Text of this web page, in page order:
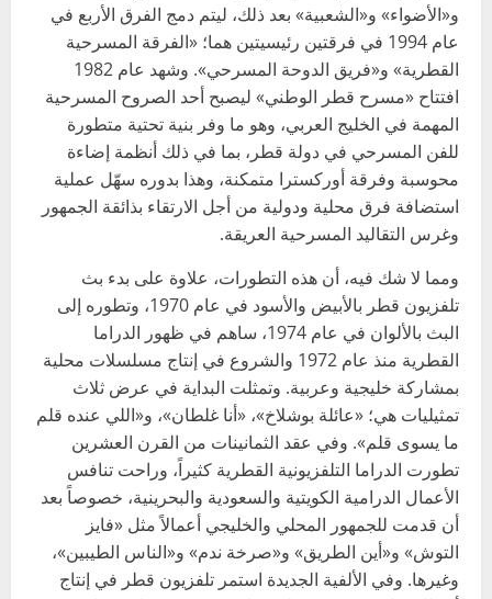
و«الأضواء» و«الشعبية» بعد ذلك، ليتم دمج الفرق الأربع في
عام 1994 في فرقتين رئيسيتين هما؛ «الفرقة المسرحية
القطرية» و«فريق الدوحة المسرحي». وشهد عام 1982
افتتاح «مسرح قطر الوطني» ليصبح أحد الصروح المسرحية
المهمة في الخليج العربي، وهو ما وفر بنية تحتية متطورة
للفن المسرحي في دولة قطر، بما في ذلك أنظمة إضاءة
محوسبة وفرقة أوركسترا متمكنة، وهذا بدوره سهّل عملية
استضافة فرق محلية ودولية من أجل الارتقاء بذائقة الجمهور
وغرس التقاليد المسرحية العريقة.
ومما لا شك فيه، أن هذه التطورات، علاوة على بدء بث
تلفزيون قطر بالأبيض والأسود في عام 1970، وتطوره إلى
البث بالألوان في عام 1974، ساهم في ظهور الدراما
القطرية منذ عام 1972 والشروع في إنتاج مسلسلات محلية
بمشاركة خليجية وعربية. وتمثلت البداية في عرض ثلاث
تمثيليات هي؛ «عائلة بوشلاخ»، «أنا غلطان»، و«اللي عنده قلم
ما يسوى قلم». وفي عقد الثمانينات من القرن العشرين
تطورت الدراما التلفزيونية القطرية كثيراً، وراحت تنافس
الأعمال الدرامية الكويتية والسعودية والبحرينية، خصوصاً بعد
أن قدمت للجمهور المحلي والخليجي أعمالاً مثل «فايز
التوش» و«أين الطريق» و«صرخة ندم» و«الناس الطيبين»،
وغيرها. وفي الألفية الجديدة استمر تلفزيون قطر في إنتاج